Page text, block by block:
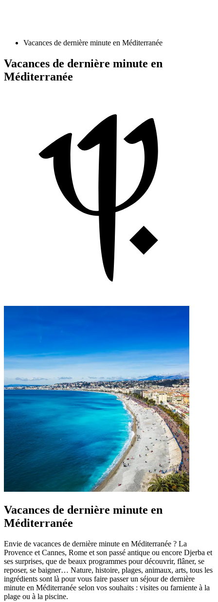
Vacances de dernière minute en Méditerranée
Vacances de dernière minute en
Méditerranée
Vacances de dernière minute en
Méditerranée
Envie de vacances de dernière minute en Méditerranée ? La
Provence et Cannes, Rome et son passé antique ou encore Djerba et
ses surprises, que de beaux programmes pour découvrir, flâner, se
reposer, se baigner… Nature, histoire, plages, animaux, arts, tous les
ingrédients sont là pour vous faire passer un séjour de dernière
minute en Méditerranée selon vos souhaits : visites ou farniente à la
plage ou à la piscine.